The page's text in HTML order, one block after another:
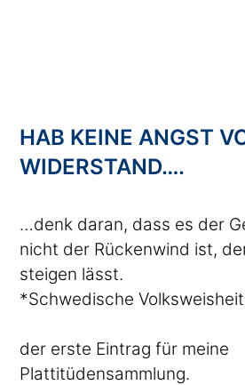
HAB KEINE ANGST
WIDERSTAND….
…denk daran, dass es der
nicht der Rückenwind ist,
steigen lässt.
*Schwedische
der erste Eintrag für meine
Plattitüdensammlung.